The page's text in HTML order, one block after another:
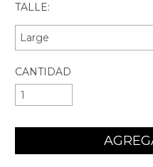
TALLE:
CANTIDAD